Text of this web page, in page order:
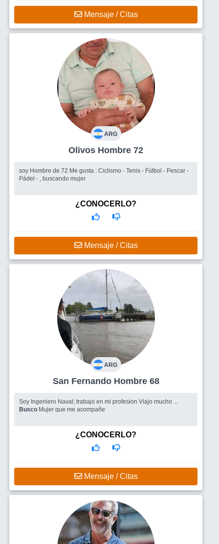
Mensaje / Citas
ARG
Olivos Hombre 72
soy Hombre de 72 Me gusta : Ciclismo - Tenis - Fútbol - Pescar -
Pádel - , buscando mujer
¿CONOCERLO?
Mensaje / Citas
ARG
San Fernando Hombre 68
Soy Ingeniero Naval; trabajo en mi profesion Viajo mucho ...
Busco Mujer que me acompañe
¿CONOCERLO?
Mensaje / Citas